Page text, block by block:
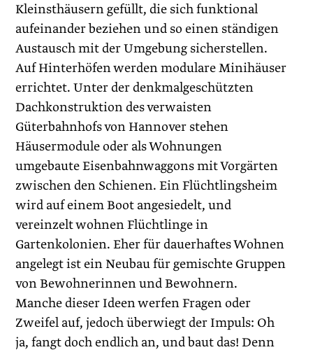
Kleinsthäusern gefüllt, die sich funktional
aufeinander beziehen und so einen ständigen
Austausch mit der Umgebung sicherstellen.
Auf Hinterhöfen werden modulare Minihäuser
errichtet. Unter der denkmalgeschützten
Dachkonstruktion des verwaisten
Güterbahnhofs von Hannover stehen
Häusermodule oder als Wohnungen
umgebaute Eisenbahnwaggons mit Vorgärten
zwischen den Schienen. Ein Flüchtlingsheim
wird auf einem Boot angesiedelt, und
vereinzelt wohnen Flüchtlinge in
Gartenkolonien. Eher für dauerhaftes Wohnen
angelegt ist ein Neubau für gemischte Gruppen
von Bewohnerinnen und Bewohnern.
Manche dieser Ideen werfen Fragen oder
Zweifel auf, jedoch überwiegt der Impuls: Oh
ja, fangt doch endlich an, und baut das! Denn